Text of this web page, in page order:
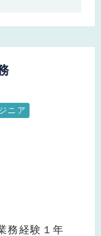
ニア
務経験１年